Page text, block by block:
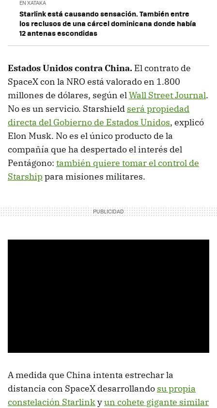
EN XATAKA
Starlink está causando sensación. También entre
los reclusos de una cárcel dominicana donde había
12 antenas escondidas
Estados Unidos contra China. El contrato de
SpaceX con la NRO está valorado en 1.800
millones de dólares, según elWall Street Journal.
No es un servicio. Starshield será propiedad
directa del Gobierno de Estados Unidos, explicó
Elon Musk. No es el único producto de la
compañía que ha despertado el interés del
Pentágono: también quiere tomar el control de
Starshippara misiones militares.
A medida que China intenta estrechar la
distancia con SpaceX desarrollando su propia
constelación Starlinkyun cohete gigante similar